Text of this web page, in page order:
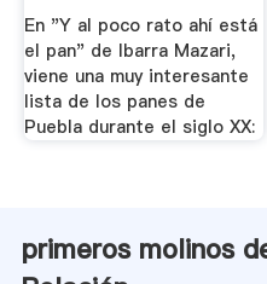
En "Y al poco rato ahí está
el pan" de Ibarra Mazari,
viene una muy interesante
lista de los panes de
Puebla durante el siglo XX:
primeros molinos